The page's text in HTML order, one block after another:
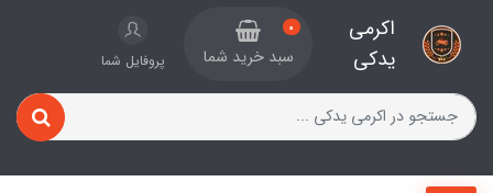
اکرمی
یدکی
0
سبد خرید شما پروفایل شما